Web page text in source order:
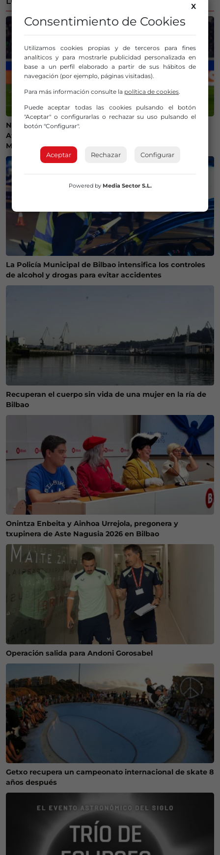
Ni camisetas ni bufandas: prohibidos los símbolos del
Athletic Club en el amistoso ante el Olympique de
Marsella
La Policía Municipal de Bilbao intensifica los controles
de alcohol y drogas para evitar accidentes
Recuperan el cuerpo sin vida de una mujer en la ría de
Bilbao
Onintza Enbeita y Ainhoa Urrejola, pregonera y
txupinera de Aste Nagusia 2026 en Bilbao
Operación salida para Andoni Gorosabel
Getxo recupera un campeonato internacional de skate 8
años después
X
Consentimiento de Cookies
Utilizamos cookies propias y de terceros para fines
analíticos y para mostrarle publicidad personalizada en
base a un perfil elaborado a partir de sus hábitos de
navegación (por ejemplo, páginas visitadas).
Para más información consulte la política de cookies.
Puede aceptar todas las cookies pulsando el botón
"Aceptar" o configurarlas o rechazar su uso pulsando el
botón "Configurar".
Aceptar Rechazar Configurar
Powered by Media Sector S.L.